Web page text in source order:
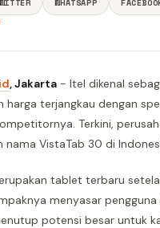
WHATSAPP
, Jakarta - Itel dikenal
harga terjangkau dengan
Terkini,
nama VistaTab 30 di
tablet terbaru
menyasar
potensi besar untuk